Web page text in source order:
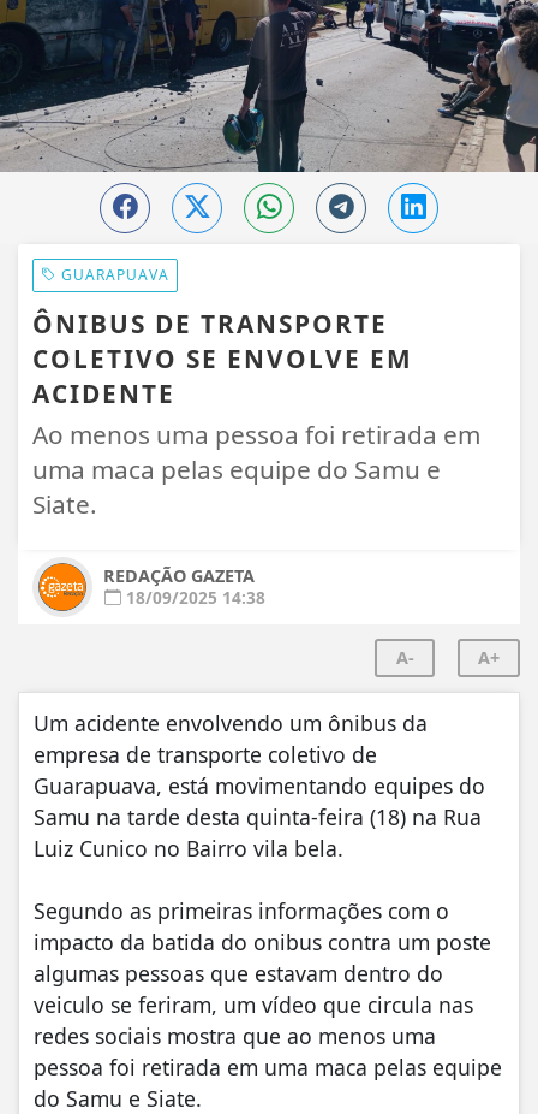
GUARAPUAVA
ÔNIBUS DE TRANSPORTE
COLETIVO SE ENVOLVE EM
ACIDENTE
Ao menos uma pessoa foi retirada em
uma maca pelas equipe do Samu e
Siate.
REDAÇÃO GAZETA
18/09/2025 14:38
A- A+
Um acidente envolvendo um ônibus da
empresa de transporte coletivo de
Guarapuava, está movimentando equipes do
Samu na tarde desta quinta-feira (18) na Rua
Luiz Cunico no Bairro vila bela.
Segundo as primeiras informações com o
impacto da batida do onibus contra um poste
algumas pessoas que estavam dentro do
veiculo se feriram, um vídeo que circula nas
redes sociais mostra que ao menos uma
pessoa foi retirada em uma maca pelas equipe
do Samu e Siate.